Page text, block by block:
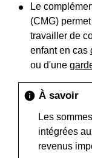
Le
(CMG)
travailler de
enfant en cas
ou d'une
info À savoir
Les
intégrées
revenus